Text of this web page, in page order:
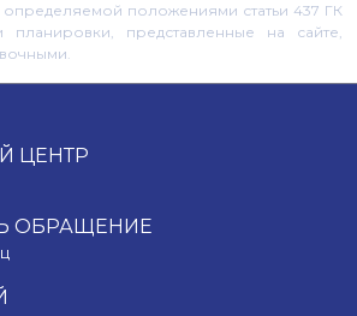
положениями статьи 437 ГК
представленные на сайте,
ЦЕНТР
ОБРАЩЕНИЕ